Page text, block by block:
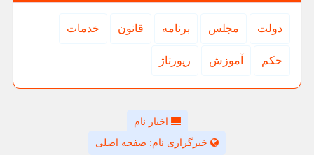
دولت مجلس برنامه قانون خدمات
حكم آموزش رپورتاژ
اخبار نام
خبرگزاری نام: صفحه اصلی